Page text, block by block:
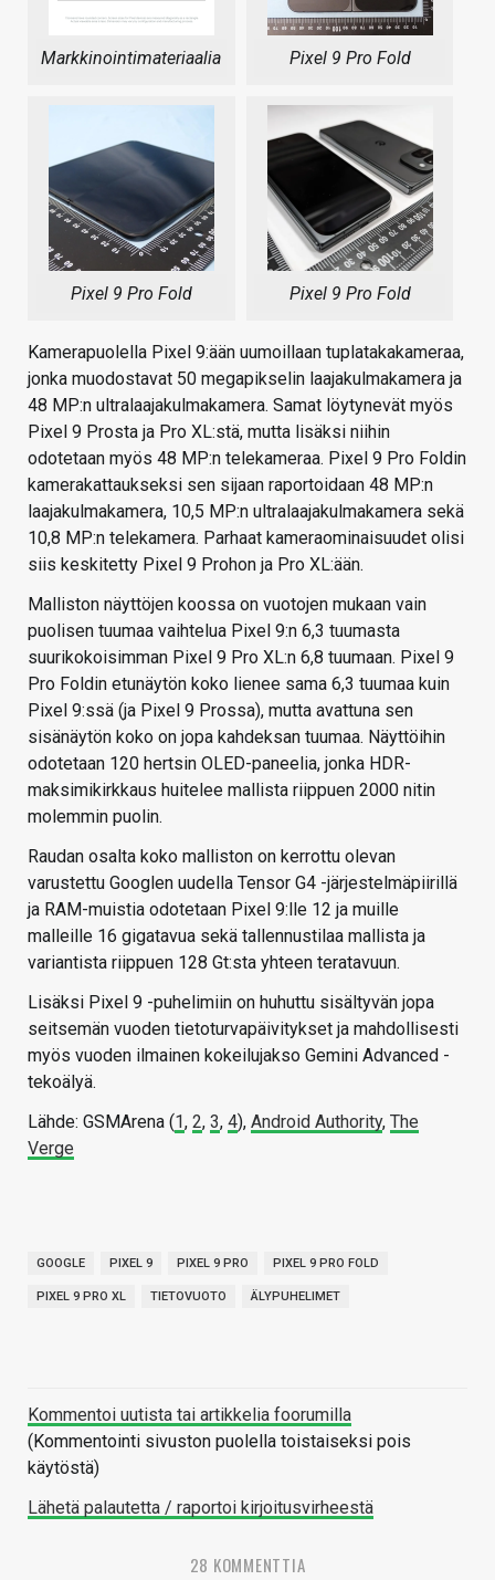
Markkinointimateriaalia Pixel 9 Pro Fold
Pixel 9 Pro Fold Pixel 9 Pro Fold
Kamerapuolella Pixel 9:ään uumoillaan tuplatakakameraa,
jonka muodostavat 50 megapikselin laajakulmakamera ja
48 MP:n ultralaajakulmakamera. Samat löytynevät myös
Pixel 9 Prosta ja Pro XL:stä, mutta lisäksi niihin
odotetaan myös 48 MP:n telekameraa. Pixel 9 Pro Foldin
kamerakattaukseksi sen sijaan raportoidaan 48 MP:n
laajakulmakamera, 10,5 MP:n ultralaajakulmakamera sekä
10,8 MP:n telekamera. Parhaat kameraominaisuudet olisi
siis keskitetty Pixel 9 Prohon ja Pro XL:ään.
Malliston näyttöjen koossa on vuotojen mukaan vain
puolisen tuumaa vaihtelua Pixel 9:n 6,3 tuumasta
suurikokoisimman Pixel 9 Pro XL:n 6,8 tuumaan. Pixel 9
Pro Foldin etunäytön koko lienee sama 6,3 tuumaa kuin
Pixel 9:ssä (ja Pixel 9 Prossa), mutta avattuna sen
sisänäytön koko on jopa kahdeksan tuumaa. Näyttöihin
odotetaan 120 hertsin OLED-paneelia, jonka HDR-
maksimikirkkaus huitelee mallista riippuen 2000 nitin
molemmin puolin.
Raudan osalta koko malliston on kerrottu olevan
varustettu Googlen uudella Tensor G4 -järjestelmäpiirillä
ja RAM-muistia odotetaan Pixel 9:lle 12 ja muille
malleille 16 gigatavua sekä tallennustilaa mallista ja
variantista riippuen 128 Gt:sta yhteen teratavuun.
Lisäksi Pixel 9 -puhelimiin on huhuttu sisältyvän jopa
seitsemän vuoden tietoturvapäivitykset ja mahdollisesti
myös vuoden ilmainen kokeilujakso Gemini Advanced -
tekoälyä.
Lähde: GSMArena (1, 2, 3, 4), Android Authority, The
Verge
GOOGLE PIXEL 9 PIXEL 9 PRO PIXEL 9 PRO FOLD
PIXEL 9 PRO XL TIETOVUOTO ÄLYPUHELIMET
Kommentoi uutista tai artikkelia foorumilla
(Kommentointi sivuston puolella toistaiseksi pois
käytöstä)
Lähetä palautetta / raportoi kirjoitusvirheestä
28 KOMMENTTIA